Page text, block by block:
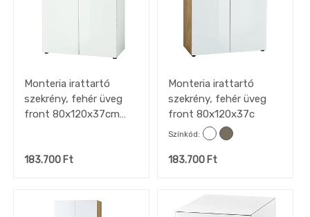
Forgószék
Közületi
irodabútor
Tapéta,
Monteria irattartó
szekrény, fehér üveg
front 80x120x37cm
183.700 Ft
Monteria irattartó
szekrény, fehér üveg
front 80x120x37c
Színkód
183.700Ft